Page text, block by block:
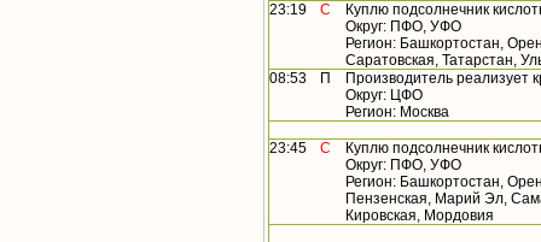
23:19 С
Куплю подсолнечник
Округ: ПФО, УФО
Регион: Башкортостан,
Саратовская, Татарстан,
08:53
П
Производитель
Округ: ЦФО
Регион: Москва
23:45 С
Куплю подсолнечник
Округ: ПФО, УФО
Регион: Башкортостан,
Пензенская, Марий Эл,
Кировская, Мордовия